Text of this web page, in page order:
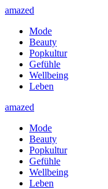
amazed
Mode
Beauty
Popkultur
Gefühle
Wellbeing
Leben
amazed
Mode
Beauty
Popkultur
Gefühle
Wellbeing
Leben